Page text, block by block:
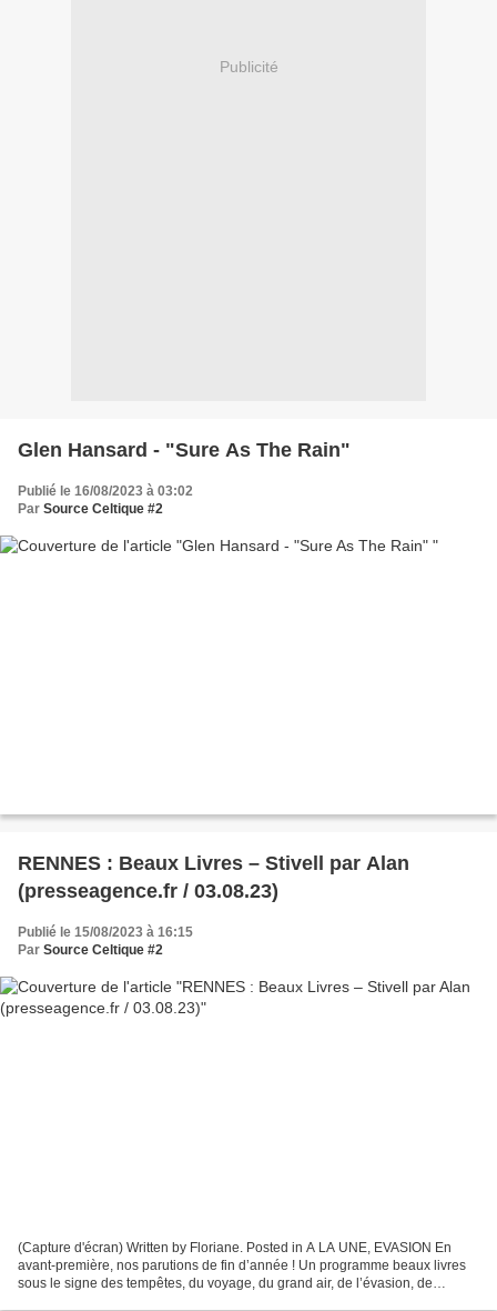
Publicité
Glen Hansard - "Sure As The Rain"
Publié le 16/08/2023 à 03:02
Par Source Celtique #2
RENNES : Beaux Livres – Stivell par Alan
(presseagence.fr / 03.08.23)
Publié le 15/08/2023 à 16:15
Par Source Celtique #2
(Capture d'écran) Written by Floriane. Posted in A LA UNE, EVASION En
avant-première, nos parutions de fin d’année ! Un programme beaux livres
sous le signe des tempêtes, du voyage, du grand air, de l’évasion, de